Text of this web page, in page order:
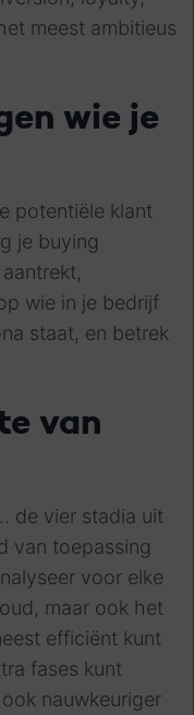
meest ambitieus
wie je
potentiële klant
je buying
wie in je bedrijf
staat, en betrek
van
de vier stadia uit
van toepassing
voor elke
maar ook het
efficiënt kunt
fases kunt
nauwkeuriger